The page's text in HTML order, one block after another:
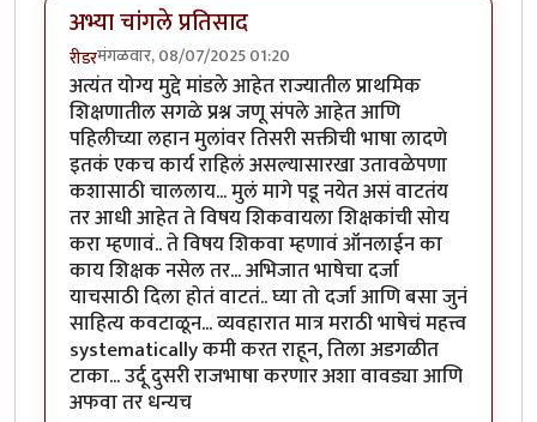
अभ्या चांगले प्रतिसाद
रीडरमंगळवार, 08/07/2025 01:20
अत्यंत योग्य मुद्दे मांडले आहेत राज्यातील प्राथमिक
शिक्षणातील सगळे प्रश्न जणू संपले आहेत आणि
पहिलीच्या लहान मुलांवर तिसरी सक्तीची भाषा लादणे
इतकं एकच कार्य राहिलं असल्यासारखा उतावळेपणा
कशासाठी चाललाय... मुलं मागे पडू नयेत असं वाटतंय
तर आधी आहेत ते विषय शिकवायला शिक्षकांची सोय
करा म्हणावं.. ते विषय शिकवा म्हणावं ऑनलाईन का
काय शिक्षक नसेल तर... अभिजात भाषेचा दर्जा
याचसाठी दिला होतं वाटतं.. घ्या तो दर्जा आणि बसा जुनं
साहित्य कवटाळून... व्यवहारात मात्र मराठी भाषेचं महत्त्व
systematically कमी करत राहून, तिला अडगळीत
टाका... उर्दू दुसरी राजभाषा करणार अशा वावड्या आणि
अफवा तर धन्यच